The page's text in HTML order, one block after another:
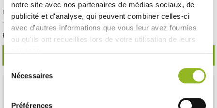
notre site avec nos partenaires de médias sociaux, de
publicité et d'analyse, qui peuvent combiner celles-ci
avec d'autres informations que vous leur avez fournies
ou qu'ils ont recueillies lors de votre utilisation de leurs
Sélection
Nécessaires
Préférences
ID prodotto : CB19152
- 260x81 mm
- 500 pezzi / cartone
63,05 € Il cartone 0.13 € l'unità
ID prodotto : CB19153
31,65 € Il cartone Cioè 0.06 €